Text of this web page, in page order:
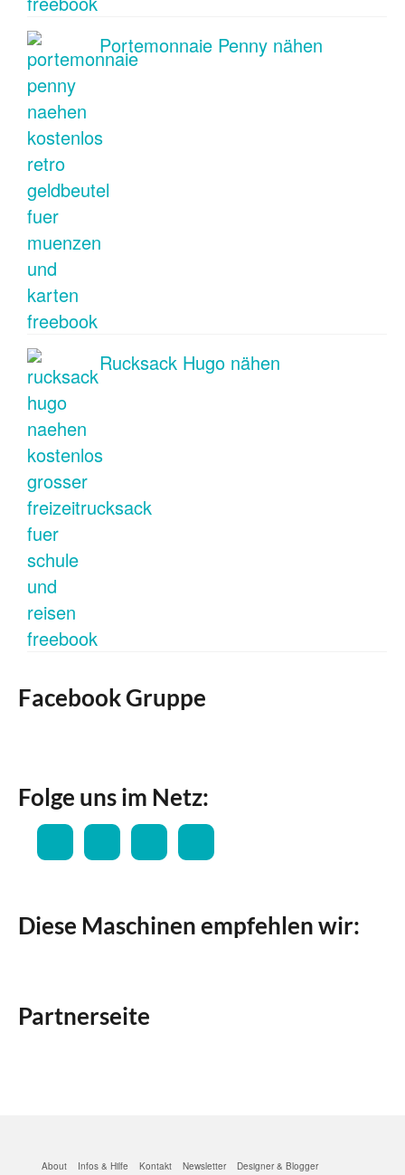
Portemonnaie Penny nähen
Rucksack Hugo nähen
Facebook Gruppe
Folge uns im Netz:
Diese Maschinen empfehlen wir:
Partnerseite
About Infos & Hilfe Kontakt Newsletter Designer & Blogger